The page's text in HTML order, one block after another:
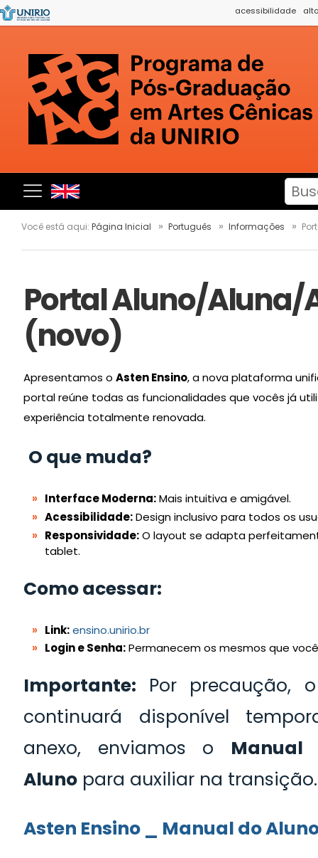
acessibilidade
Você está aqui: Página Inicial Português Informações
Portal Aluno/Aluna/
(novo)
Apresentamos o Asten Ensino, a nova plataforma
portal reúne todas as funcionalidades que vocês já
experiência totalmente renovada.
O que muda?
Interface Moderna:Mais intuitiva e amigável.
Acessibilidade:Design inclusivo para todos os
Responsividade:O layout se adapta
tablet.
Como acessar:
Link:ensino.unirio.br
Login e Senha:Permanecem os mesmos que
Importante: Por precaução,
continuará disponível
anexo, enviamos o
Aluno para auxiliar na transição.
Asten Ensino _ Manual do